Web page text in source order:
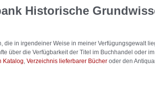
Historische
die in irgendeiner Weise in meiner Verfügungsgewalt
über die Verfügbarkeit der Titel im Buchhandel oder
Katalog Verzeichnis lieferbarer Bücher oder den